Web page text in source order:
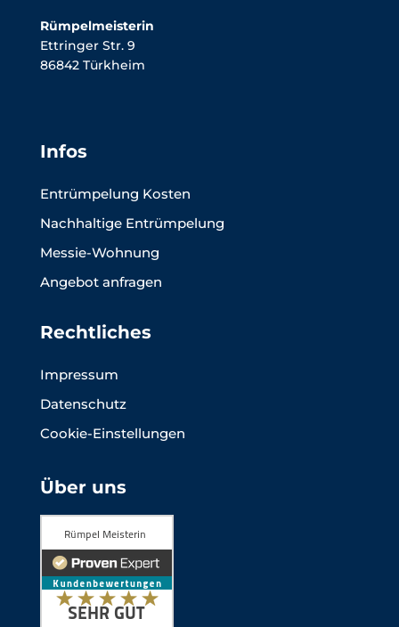
Rümpelmeisterin
Ettringer Str. 9
86842 Türkheim
Infos
Entrümpelung Kosten
Nachhaltige Entrümpelung
Messie-Wohnung
Angebot anfragen
Rechtliches
Impressum
Datenschutz
Cookie-Einstellungen
Über uns